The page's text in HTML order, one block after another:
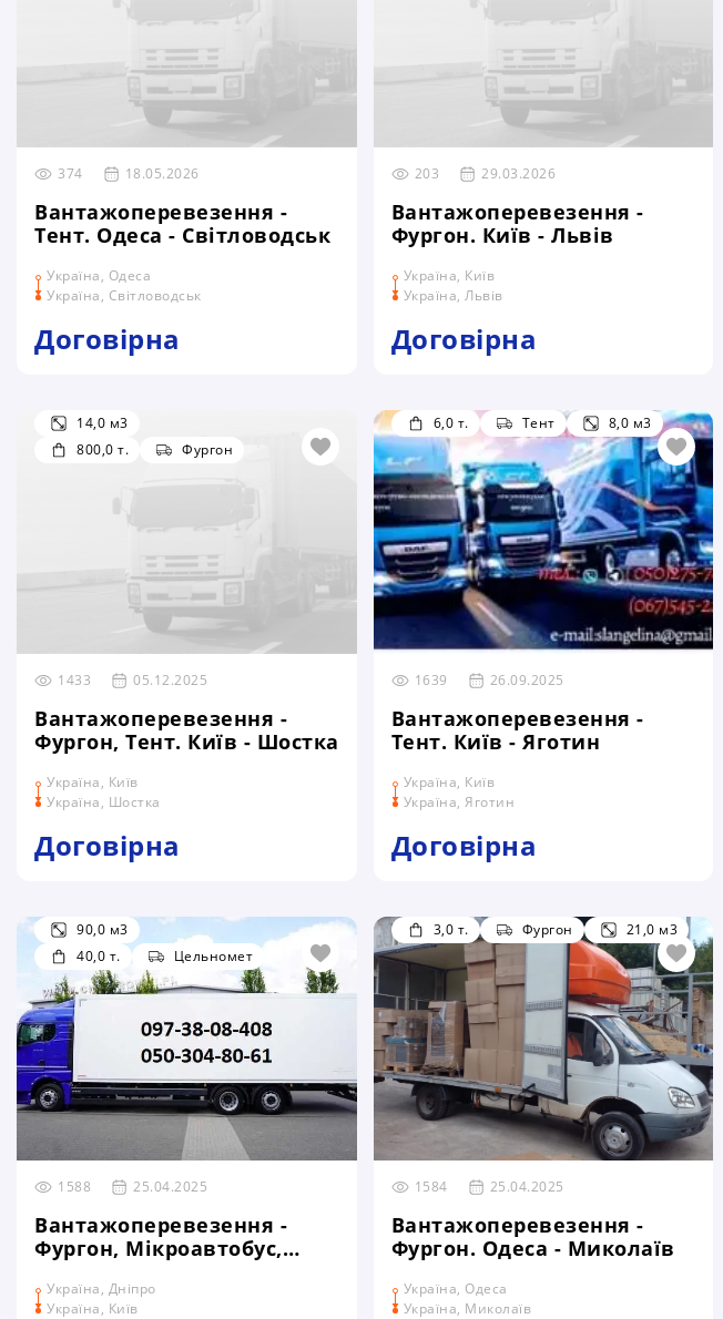
374 18.05.2026
Вантажоперевезення -
Тент. Одеса - Світловодськ
Україна, Одеса
Україна, Світловодськ
Договірна
203 29.03.2026
Вантажоперевезення -
Фургон. Київ - Львів
Україна, Київ
Україна, Львів
Договірна
800,0 т. Фургон
14,0 м3
1433 05.12.2025
Вантажоперевезення -
Фургон, Тент. Київ - Шостка
Україна, Київ
Україна, Шостка
Договірна
6,0 т. Тент 8,0 м3
1639 26.09.2025
Вантажоперевезення -
Тент. Київ - Яготин
Україна, Київ
Україна, Яготин
Договірна
40,0 т. Цельномет
90,0 м3
1588 25.04.2025
Вантажоперевезення -
Фургон, Мікроавтобус,
Київ
Україна, Дніпро
Україна, Київ
3,0 т. Фургон 21,0 м3
1584 25.04.2025
Вантажоперевезення -
Фургон. Одеса - Миколаїв
Україна, Одеса
Україна, Миколаїв